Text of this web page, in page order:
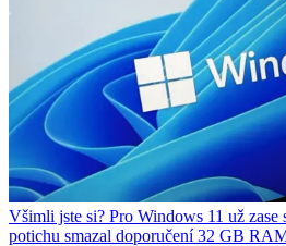
Všimli jste si? Pro Windows 11 už
potichu smazal doporučení 32 GB